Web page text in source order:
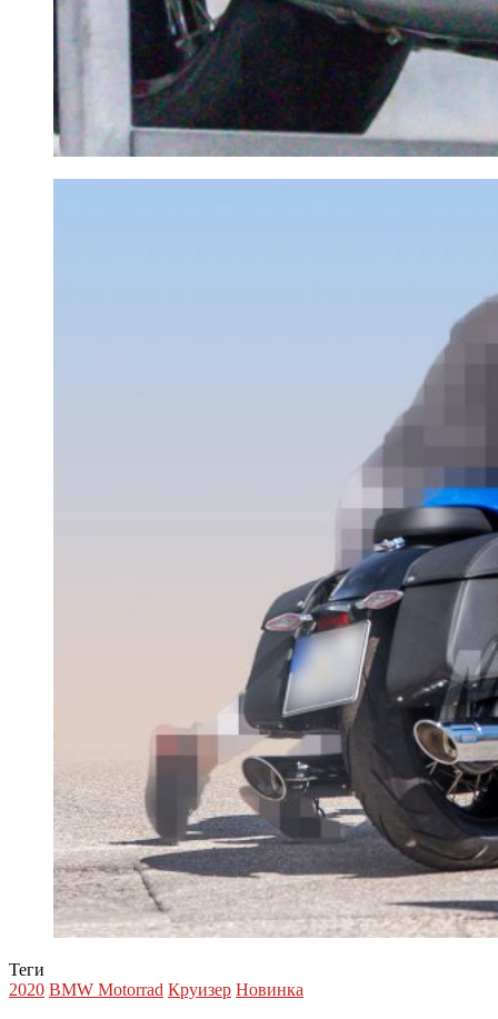
Теги
2020 BMW Motorrad Круизер Новинка